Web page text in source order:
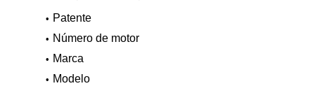
Patente
Número de motor
Marca
Modelo